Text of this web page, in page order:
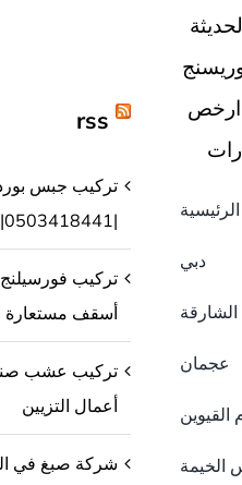
ارخص
دبي
الشارقة
عجمان
القيوين
الخيمة
rss
تركيب جبس
|0503418441| اسقف جبس
أسقف مستعارة
أعمال التزيين